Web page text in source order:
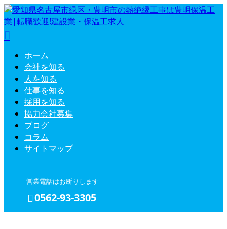
ホーム
会社を知る
人を知る
仕事を知る
採用を知る
協力会社募集
ブログ
コラム
サイトマップ
営業電話はお断りします
0562-93-3305